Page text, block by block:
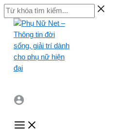
Skip
to
content
Từ
khóa
kiếm...
Main
Menu